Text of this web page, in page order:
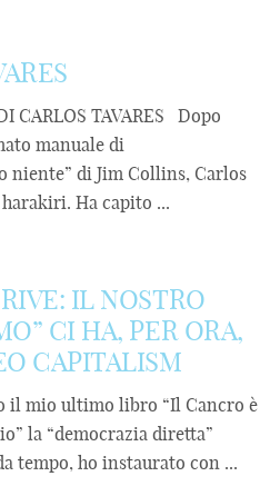
CARLOS TAVARES Dopo
manuale di
niente” di Jim Collins, Carlos
Ha capito ...
IL NOSTRO
CI HA, PER ORA,
CAPITALISM
il mio ultimo libro “Il Cancro è
la “democrazia diretta”
tempo, ho instaurato con ...